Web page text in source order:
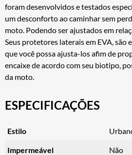
foram desenvolvidos e testados
um desconforto ao caminhar sem
moto. Podendo ser ajustados em
Seus protetores laterais em EVA, são
que você possa ajusta-los afim de
encaixe de acordo com seu biotipo,
da moto.
ESPECIFICAÇÕES
Estilo
Impermeável Não